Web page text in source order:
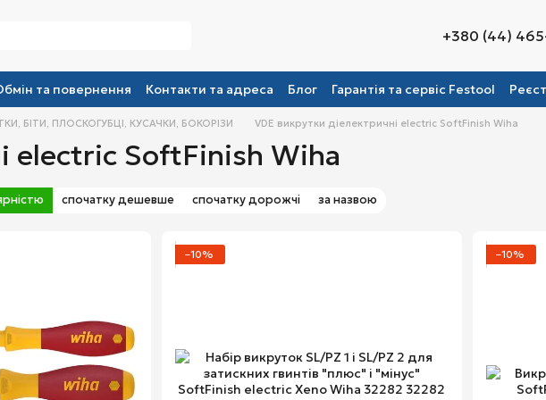
+380 (44)
та повернення Контакти та адреса Блог Гарантія та сервіс Festool
БІТИ, ПЛОСКОГУБЦІ, КУСАЧКИ, БОКОРІЗИ VDE викрутки діелектричні electric SoftFinish Wiha
electric SoftFinish Wiha
спочатку дешевше спочатку дорожчі за назвою
−10% −10%